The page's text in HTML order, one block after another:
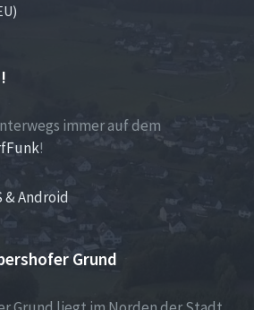
immer auf dem
!
Android
Grund